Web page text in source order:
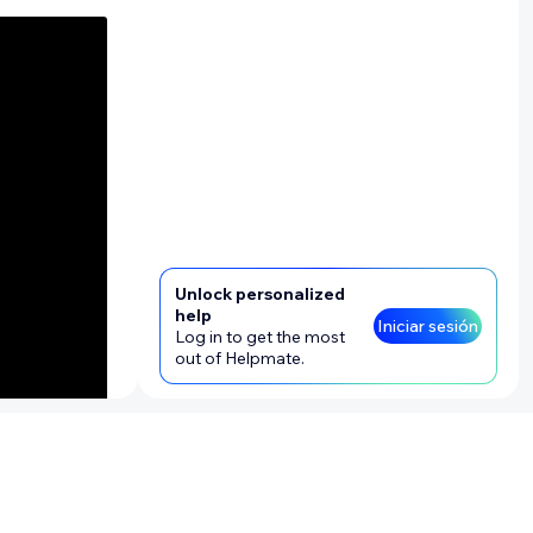
de
Unlock personalized
help
Log in to get the most
out of Helpmate.
Iniciar sesión